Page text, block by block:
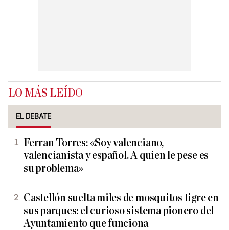
LO MÁS LEÍDO
EL DEBATE
Ferran Torres: «Soy valenciano,
valencianista y español. A quien le pese es
su problema»
Castellón suelta miles de mosquitos tigre en
sus parques: el curioso sistema pionero del
Ayuntamiento que funciona